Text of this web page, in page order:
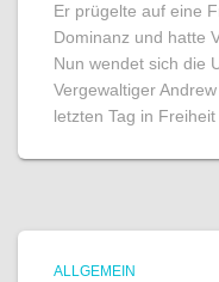
Er prügelte auf eine
Dominanz und hatte
Nun wendet sich die
Vergewaltiger
letzten Tag in
ALLGEMEIN